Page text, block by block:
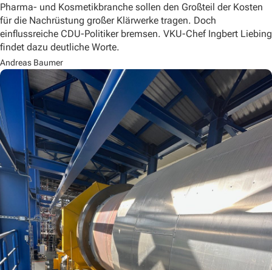
Pharma- und Kosmetikbranche sollen den Großteil der Kosten
für die Nachrüstung großer Klärwerke tragen. Doch
einflussreiche CDU-Politiker bremsen. VKU-Chef Ingbert Liebing
findet dazu deutliche Worte.
Andreas Baumer